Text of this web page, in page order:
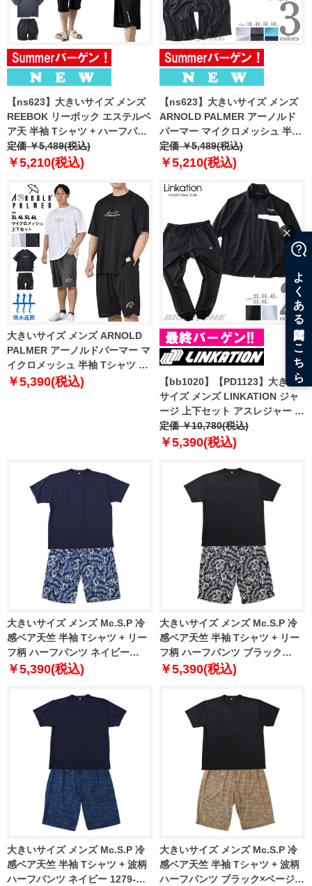
【ns623】大きいサイズ メンズ
REEBOK リーボック エステルベ
ア天 半袖 Tシャツ + ハーフパン
ツ 上下セット 春夏新作 21633ny
【fre】
定価 ￥5,489(税込)
￥5,210(税込)
【ns623】大きいサイズ メンズ
ARNOLD PALMER アーノルド
パーマー マイクロメッシュ 半袖
上下セット 吸水速乾 春夏新作
1051538
定価 ￥5,489(税込)
￥5,210(税込)
大きいサイズ メンズ ARNOLD
PALMER アーノルドパーマー マ
イクロメッシュ 半袖 Tシャツ +
ハーフパンツ 上下セット 吸汗速
￥5,390(税込)
【bb1020】【PD1123】大きい
サイズ メンズ LINKATION ジャ
ージ 上下セット アスレジャー ス
ポーツウェア la-jj220418
定価 ￥10,780(税込)
￥5,390(税込)
大きいサイズ メンズ Mc.S.P 冷
感ベア天竺 半袖 Tシャツ + リー
フ柄 ハーフパンツ ネイビー
1279-6210-1 3L 4L 5L 6L 7L 8L
￥5,390(税込)
大きいサイズ メンズ Mc.S.P 冷
感ベア天竺 半袖 Tシャツ + リー
フ柄 ハーフパンツ ブラック
1279-6210-2 3L 4L 5L 6L 7L 8L
￥5,390(税込)
大きいサイズ メンズ Mc.S.P 冷
感ベア天竺 半袖 Tシャツ + 波柄
ハーフパンツ ネイビー 1279-
大きいサイズ メンズ Mc.S.P 冷
感ベア天竺 半袖 Tシャツ + 波柄
ハーフパンツ ブラック×ベージュ